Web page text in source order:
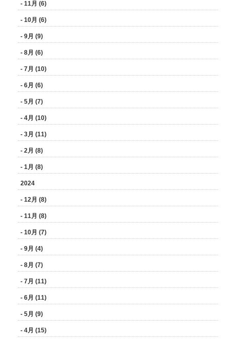
- 11月 (6)
- 10月 (6)
- 9月 (9)
- 8月 (6)
- 7月 (10)
- 6月 (6)
- 5月 (7)
- 4月 (10)
- 3月 (11)
- 2月 (8)
- 1月 (8)
2024
- 12月 (8)
- 11月 (8)
- 10月 (7)
- 9月 (4)
- 8月 (7)
- 7月 (11)
- 6月 (11)
- 5月 (9)
- 4月 (15)